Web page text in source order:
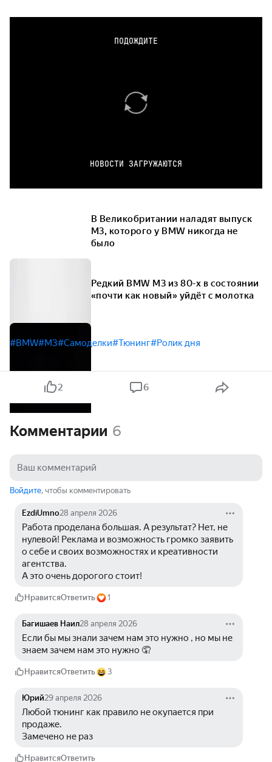
ПОДОЖДИТЕ
НОВОСТИ ЗАГРУЖАЮТСЯ
В Великобритании наладят выпуск
M3, которого у BMW никогда не
было
Редкий BMW M3 из 80-х в состоянии
«почти как новый» уйдёт с молотка
#BMW#M3#Самоделки#Тюнинг#Ролик дня
2 6
Комментарии 6
Войдите, чтобы комментировать
EzdiUmno28 апреля 2026
Работа проделана большая. А результат? Нет, не
нулевой! Реклама и возможность громко заявить
о себе и своих возможностях и креативности
агентства.
А это очень дорогого стоит!
НравитсяОтветить 1
Багишаев Наил28 апреля 2026
Если бы мы знали зачем нам это нужно , но мы не
знаем зачем нам это нужно 🤦
НравитсяОтветить 3
Юрий29 апреля 2026
Любой тюнинг как правило не окупается при
продаже.
Замечено не раз
НравитсяОтветить